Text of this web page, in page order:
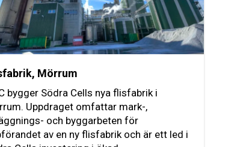
Mörrum
bygger Södra Cells nya flisfabrik i
Uppdraget omfattar mark-,
och byggarbeten för
av en ny flisfabrik och är ett led i